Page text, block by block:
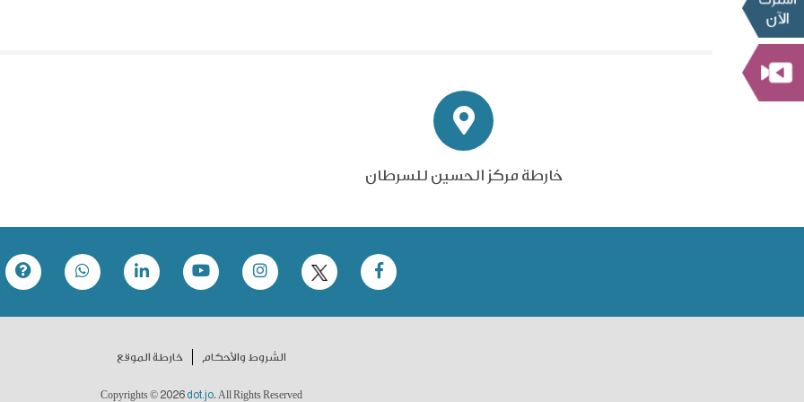
خارطة مركز الحسين للسرطان
الشروط والأحكام خارطة الموقع
Copyrights © 2026 dot.jo. All Rights Reserved